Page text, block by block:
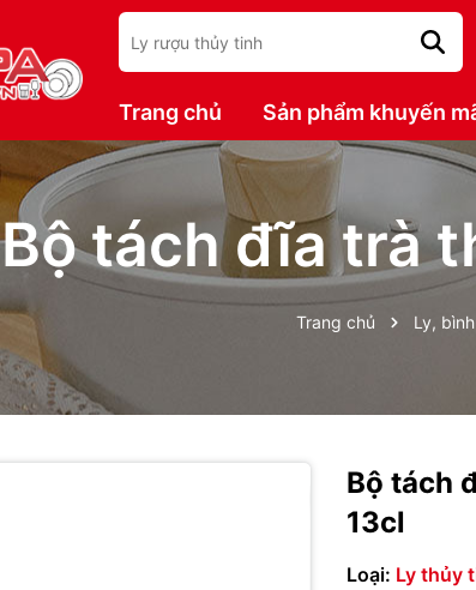
Trang chủ Sản phẩm khuyến
Bộ tách đĩa trà
Trang chủ Ly, bình
Bộ tách
13cl
Loại: Ly thủy